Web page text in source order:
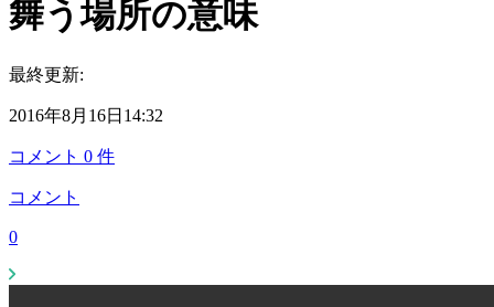
舞う場所の意味
最終更新:
2016年8月16日14:32
コメント 0 件
コメント
0